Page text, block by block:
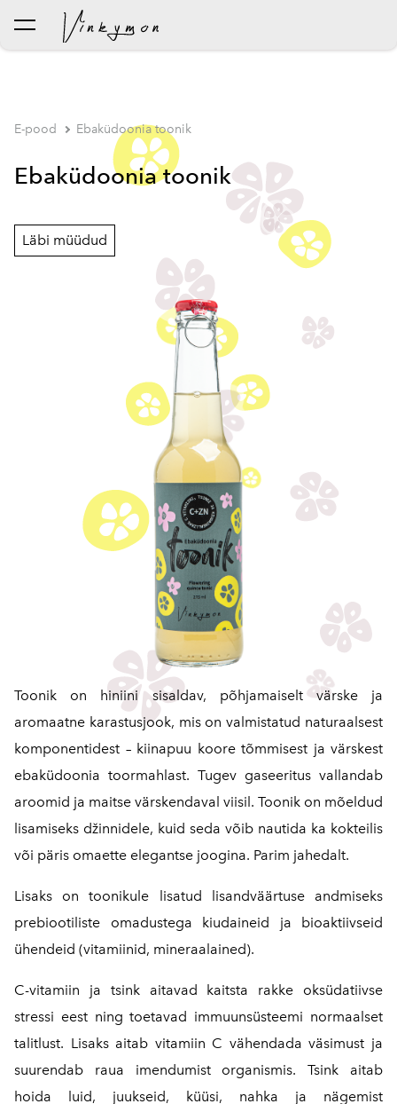
lisati ostukorvi.
E-pood Ebaküdoonia toonik
Ebaküdoonia toonik
Läbi müüdud
Toonik on hiniini sisaldav, põhjamaiselt värske ja
aromaatne karastusjook, mis on valmistatud naturaalsest
komponentidest – kiinapuu koore tõmmisest ja värskest
ebaküdoonia toormahlast. Tugev gaseeritus vallandab
aroomid ja maitse värskendaval viisil. Toonik on mõeldud
lisamiseks džinnidele, kuid seda võib nautida ka kokteilis
või päris omaette elegantse joogina. Parim jahedalt.
Lisaks on toonikule lisatud lisandväärtuse andmiseks
prebiootiliste omadustega kiudaineid ja bioaktiivseid
ühendeid (vitamiinid, mineraalained).
C-vitamiin ja tsink aitavad kaitsta rakke oksüdatiivse
stressi eest ning toetavad immuunsüsteemi normaalset
talitlust. Lisaks aitab vitamiin C vähendada väsimust ja
suurendab raua imendumist organismis. Tsink aitab
hoida luid, juukseid, küüsi, nahka ja nägemist